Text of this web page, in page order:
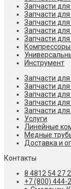
Запчасти
Запчасти
Запчасти
Запчасти
Запчасти
Инструмент
Запчасти
Запчасти
Запчасти
Запчасти
Запчасти
Услуги
Линейные
Медные
Доставка и
Контакты
8 4812 54 27
+7 (800) 444-